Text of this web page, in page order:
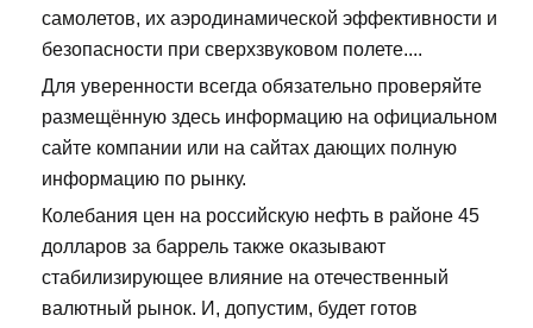
самолетов, их аэродинамической эффективности и
безопасности при сверхзвуковом полете....
Для уверенности всегда обязательно проверяйте
размещённую здесь информацию на официальном
сайте компании или на сайтах дающих полную
информацию по рынку.
Колебания цен на российскую нефть в районе 45
долларов за баррель также оказывают
стабилизирующее влияние на отечественный
валютный рынок. И, допустим, будет готов